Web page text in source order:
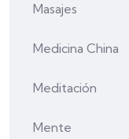
Masajes
Medicina China
Meditación
Mente